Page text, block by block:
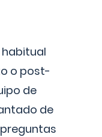
habitual
o post-
de
de